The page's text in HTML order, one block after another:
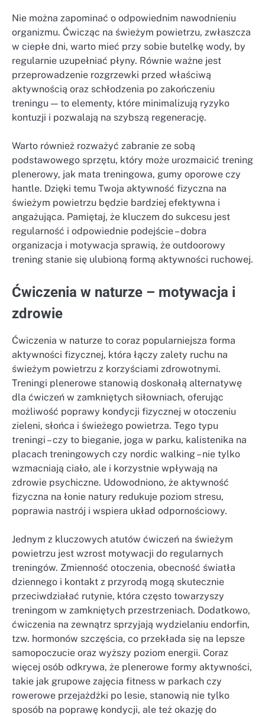
Nie można zapominać o odpowiednim nawodnieniu
organizmu. Ćwicząc na świeżym powietrzu, zwłaszcza
w ciepłe dni, warto mieć przy sobie butelkę wody, by
regularnie uzupełniać płyny. Równie ważne jest
przeprowadzenie rozgrzewki przed właściwą
aktywnością oraz schłodzenia po zakończeniu
treningu — to elementy, które minimalizują ryzyko
kontuzji i pozwalają na szybszą regenerację.
Warto również rozważyć zabranie ze sobą
podstawowego sprzętu, który może urozmaicić trening
plenerowy, jak mata treningowa, gumy oporowe czy
hantle. Dzięki temu Twoja aktywność fizyczna na
świeżym powietrzu będzie bardziej efektywna i
angażująca. Pamiętaj, że kluczem do sukcesu jest
regularność i odpowiednie podejście – dobra
organizacja i motywacja sprawią, że outdoorowy
trening stanie się ulubioną formą aktywności ruchowej.
Ćwiczenia w naturze – motywacja i
zdrowie
Ćwiczenia w naturze to coraz popularniejsza forma
aktywności fizycznej, która łączy zalety ruchu na
świeżym powietrzu z korzyściami zdrowotnymi.
Treningi plenerowe stanowią doskonałą alternatywę
dla ćwiczeń w zamkniętych siłowniach, oferując
możliwość poprawy kondycji fizycznej w otoczeniu
zieleni, słońca i świeżego powietrza. Tego typu
treningi – czy to bieganie, joga w parku, kalistenika na
placach treningowych czy nordic walking – nie tylko
wzmacniają ciało, ale i korzystnie wpływają na
zdrowie psychiczne. Udowodniono, że aktywność
fizyczna na łonie natury redukuje poziom stresu,
poprawia nastrój i wspiera układ odpornościowy.
Jednym z kluczowych atutów ćwiczeń na świeżym
powietrzu jest wzrost motywacji do regularnych
treningów. Zmienność otoczenia, obecność światła
dziennego i kontakt z przyrodą mogą skutecznie
przeciwdziałać rutynie, która często towarzyszy
treningom w zamkniętych przestrzeniach. Dodatkowo,
ćwiczenia na zewnątrz sprzyjają wydzielaniu endorfin,
tzw. hormonów szczęścia, co przekłada się na lepsze
samopoczucie oraz wyższy poziom energii. Coraz
więcej osób odkrywa, że plenerowe formy aktywności,
takie jak grupowe zajęcia fitness w parkach czy
rowerowe przejażdżki po lesie, stanowią nie tylko
sposób na poprawę kondycji, ale też okazję do